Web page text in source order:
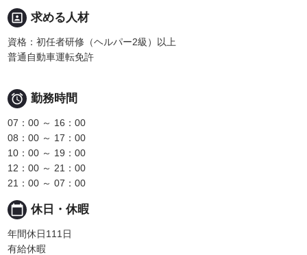
portrait 求める人材
資格：初任者研修（ヘルパー2級）以上
普通自動車運転免許
 勤務時間
07：00 ～ 16：00
08：00 ～ 17：00
10：00 ～ 19：00
12：00 ～ 21：00
21：00 ～ 07：00
calendar_today 休日・休暇
年間休日111日
有給休暇